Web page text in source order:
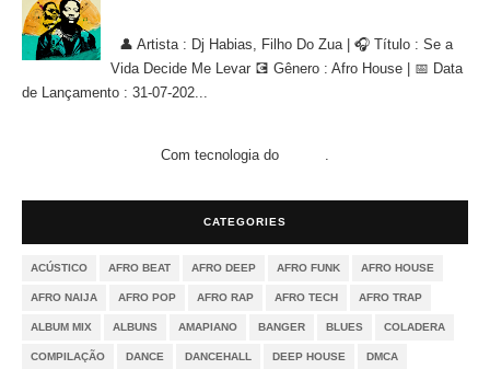
👤 Artista : Dj Habias, Filho Do Zua | 🎧 Título : Se a
Vida Decide Me Levar 💽 Gênero : Afro House | 📅 Data
de Lançamento : 31-07-202...
Com tecnologia do
CATEGORIES
ACÚSTICO AFRO BEAT AFRO DEEP AFRO FUNK AFRO HOUSE
AFRO NAIJA AFRO POP AFRO RAP AFRO TECH AFRO TRAP
ALBUM MIX ALBUNS AMAPIANO BANGER BLUES COLADERA
COMPILAÇÃO DANCE DANCEHALL DEEP HOUSE DMCA